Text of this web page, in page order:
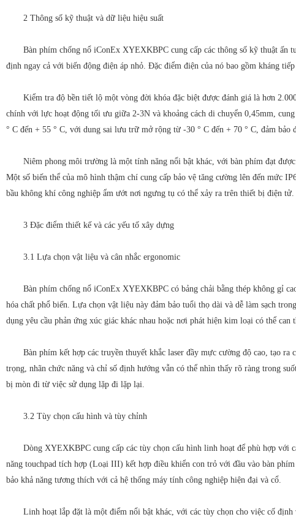
2 Thông số kỹ thuật và dữ liệu hiệu suất
Bàn phím chống nổ iConEx XYEXKBPC cung cấp các thông số kỹ thuật ấn
định ngay cả với biến động điện áp nhỏ. Đặc điểm điện của nó bao gồm kháng
Kiểm tra độ bền tiết lộ một vòng đời khóa đặc biệt được đánh giá là hơn
chính với lực hoạt động tối ưu giữa 2-3N và khoảng cách di chuyển 0,45mm,
° C đến + 55 ° C, với dung sai lưu trữ mở rộng từ -30 ° C đến + 70 ° C, đảm
Niêm phong môi trường là một tính năng nổi bật khác, với bàn phím đạt
Một số biến thể của mô hình thậm chí cung cấp bảo vệ tăng cường lên đến mức
bầu không khí công nghiệp ẩm ướt nơi ngưng tụ có thể xảy ra trên thiết bị điện tử.
3 Đặc điểm thiết kế và các yếu tố xây dựng
3.1 Lựa chọn vật liệu và cân nhắc ergonomic
Bàn phím chống nổ iConEx XYEXKBPC có bảng chải bằng thép không gỉ
hóa chất phổ biến. Lựa chọn vật liệu này đảm bảo tuổi thọ dài và dễ làm sạch
dụng yêu cầu phản ứng xúc giác khác nhau hoặc nơi phát hiện kim loại có thể can
Bàn phím kết hợp các truyền thuyết khắc laser đầy mực cường độ cao, tạo
trọng, nhãn chức năng và chỉ số định hướng vẫn có thể nhìn thấy rõ ràng trong
bị mòn đi từ việc sử dụng lặp đi lặp lại.
3.2 Tùy chọn cấu hình và tùy chỉnh
Dòng XYEXKBPC cung cấp các tùy chọn cấu hình linh hoạt để phù hợp với
năng touchpad tích hợp (Loại III) kết hợp điều khiển con trỏ với đầu vào bàn
bảo khả năng tương thích với cả hệ thống máy tính công nghiệp hiện đại và cổ.
Linh hoạt lắp đặt là một điểm nổi bật khác, với các tùy chọn cho việc cố